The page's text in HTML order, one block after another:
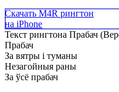
Скачать M4R рингтон
на iPhone
Текст рингтона Прабач
Прабач
За вятры і туманы
Незагойныя раны
За ўсё прабач